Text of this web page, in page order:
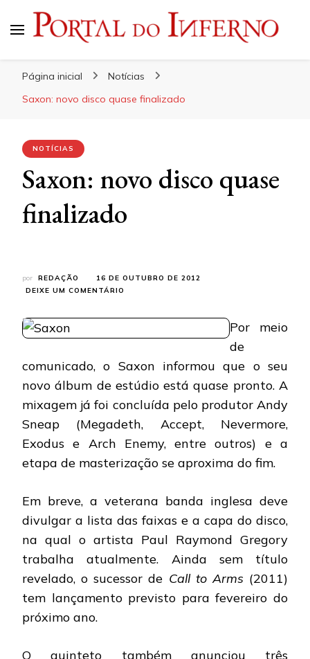
Página inicial
Notícias
Saxon: novo disco quase finalizado
NOTÍCIAS
Saxon: novo disco quase
finalizado
por REDAÇÃO
16 DE OUTUBRO DE 2012
DEIXE UM COMENTÁRIO
QUASE
Por meio
de
comunicado, o Saxon informou que o seu
novo álbum de estúdio está quase pronto. A
mixagem já foi concluída pelo produtor Andy
Sneap (Megadeth, Accept, Nevermore,
Exodus e Arch Enemy, entre outros) e a
etapa de masterização se aproxima do fim.
Em breve, a veterana banda inglesa deve
divulgar a lista das faixas e a capa do disco,
na qual o artista Paul Raymond Gregory
trabalha atualmente. Ainda sem título
revelado, o sucessor de Call to Arms (2011)
tem lançamento previsto para fevereiro do
próximo ano.
O quinteto também anunciou três